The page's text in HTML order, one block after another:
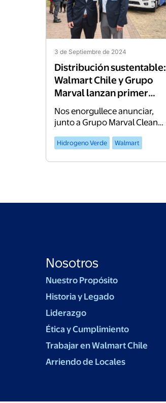
3 de Septiembre de 2024
Distribución sustentable:
Walmart Chile y Grupo
Marval lanzan primer
camión de hidrógeno
verde en el país
Nos enorgullece anunciar,
junto a Grupo Marval Clean
primer camión de larga
nuestra estrategia hacia una
limpia.
Hidrogeno Verde Walmart
Nosotros
Nuestro Propósito
Historia y Legado
Liderazgo
Ética y Cumplimiento
Trabajar en Walmart Chile
Arriendo de Locales